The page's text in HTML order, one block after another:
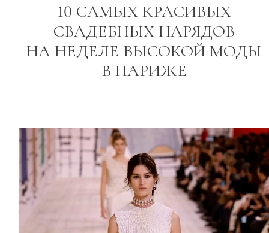
10 САМЫХ КРАСИВЫХ
СВАДЕБНЫХ НАРЯДОВ
НА НЕДЕЛЕ ВЫСОКОЙ МОДЫ
В ПАРИЖЕ